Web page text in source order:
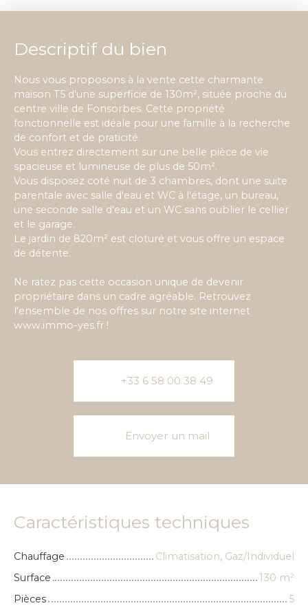
Descriptif du bien
Nous vous proposons à la vente cette charmante
maison T5 d'une superficie de 130m², située proche du
centre ville de Fonsorbes. Cette propriété
fonctionnelle est idéale pour une famille à la recherche
de confort et de praticité.
Vous entrez directement sur une belle pièce de vie
spacieuse et lumineuse de plus de 50m².
Vous disposez coté nuit de 3 chambres, dont une suite
parentale avec salle d'eau et WC à l'étage, un bureau,
une seconde salle d'eau et un WC sans oublier le cellier
et le garage.
Le jardin de 820m² est cloturé et vous offre un espace
de détente.
Ne ratez pas cette occasion unique de devenir
propriétaire dans un cadre agréable. Retrouvez
l'ensemble de nos offres sur notre site internet
www.immo-yes.fr !
+33 6 58 00 38 49
Envoyer un mail
Caractéristiques techniques
Chauffage
Climatisation, Gaz/Individuel
Surface
130 m²
Pièces
5